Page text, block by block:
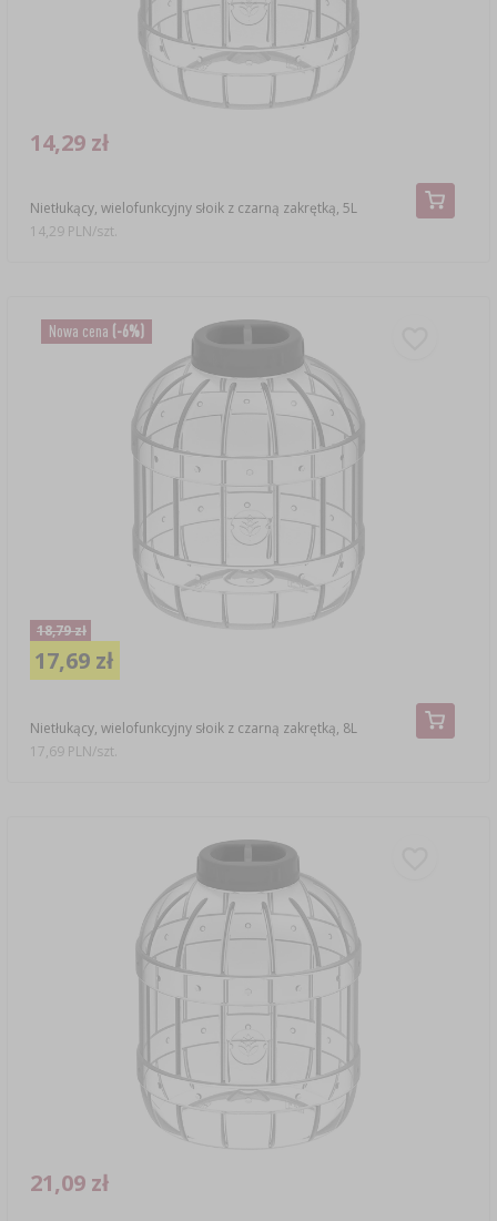
Nietłukący, wielofunkcyjny słoik z czarną zakrętką, 5L
14,29 zł
14,29 PLN/szt.
Nowa cena (-6%)
Nietłukący, wielofunkcyjny słoik z czarną zakrętką, 8L
18,79 zł
17,69 zł
17,69 PLN/szt.
21,09 zł